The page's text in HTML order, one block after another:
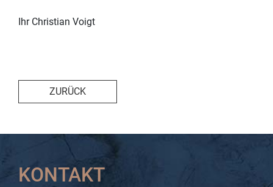
Ihr Christian Voigt
ZURÜCK
KONTAKT